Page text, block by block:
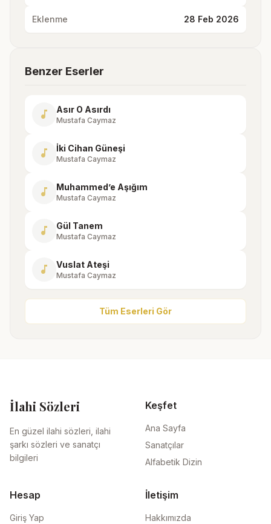
Eklenme 28 Feb 2026
Benzer Eserler
music_note Asır O Asırdı
Mustafa Caymaz
music_note İki Cihan Güneşi
Mustafa Caymaz
music_note Muhammed’e Aşığım
Mustafa Caymaz
music_note Gül Tanem
Mustafa Caymaz
music_note Vuslat Ateşi
Mustafa Caymaz
Tüm Eserleri Gör
İlahi Sözleri
En güzel ilahi sözleri, ilahi
şarkı sözleri ve sanatçı
bilgileri
Keşfet
Ana Sayfa
Sanatçılar
Alfabetik Dizin
Hesap
Giriş Yap
İletişim
Hakkımızda